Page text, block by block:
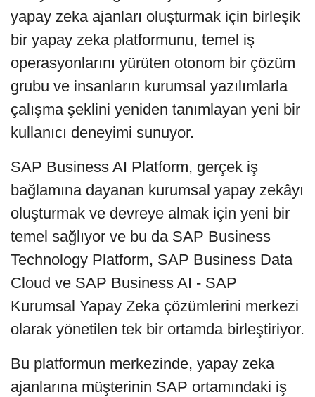
yapay zeka ajanları oluşturmak için birleşik
bir yapay zeka platformunu, temel iş
operasyonlarını yürüten otonom bir çözüm
grubu ve insanların kurumsal yazılımlarla
çalışma şeklini yeniden tanımlayan yeni bir
kullanıcı deneyimi sunuyor.
SAP Business AI Platform, gerçek iş
bağlamına dayanan kurumsal yapay zekâyı
oluşturmak ve devreye almak için yeni bir
temel sağlıyor ve bu da SAP Business
Technology Platform, SAP Business Data
Cloud ve SAP Business AI - SAP
Kurumsal Yapay Zeka çözümlerini merkezi
olarak yönetilen tek bir ortamda birleştiriyor.
Bu platformun merkezinde, yapay zeka
ajanlarına müşterinin SAP ortamındaki iş